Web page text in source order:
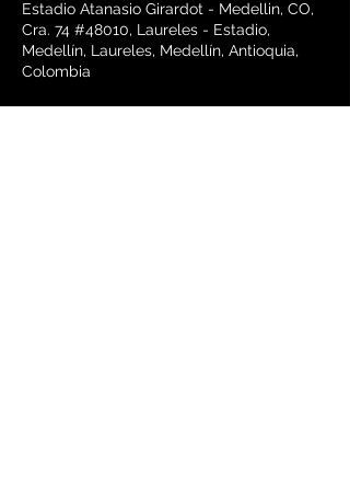
Estadio Atanasio Girardot - Medellin, CO,
Cra. 74 #48010, Laureles - Estadio,
Medellín, Laureles, Medellín, Antioquia,
Colombia